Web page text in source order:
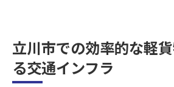
立川市での効率的な軽
る交通インフラ